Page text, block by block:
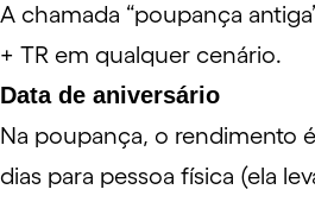
A chamada “poupança
+ TR em qualquer cenário.
Data de aniversário
Na poupança, o rendimento
dias para pessoa física (ela